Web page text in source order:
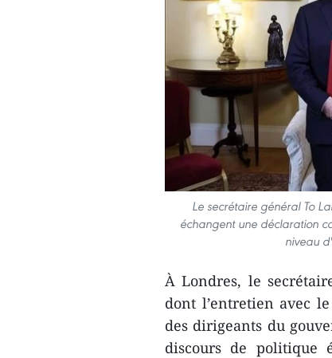
Le secrétaire général To
échangent une déclaration
niveau
À Londres, le
dont l’entretien avec
des dirigeants du
discours de politique